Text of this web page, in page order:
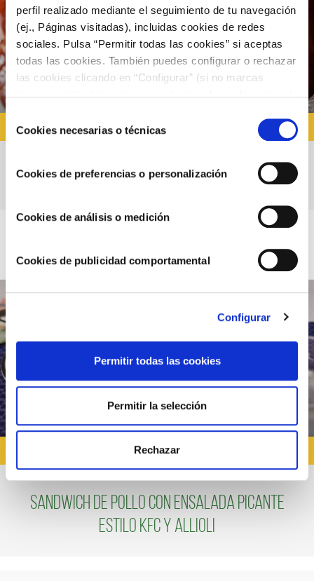
perfil realizado mediante el seguimiento de tu navegación
(ej., Páginas visitadas), incluidas cookies de redes
sociales. Pulsa “Permitir todas las cookies” si aceptas
todas las cookies. También puedes configurar o rechazar
las cookies clicando en “Configurar” (si no marcas
COOKIES.
Selección
deCookies necesarias o técnicas
Cookies de preferencias o personalización
Cookies de análisis o medición
Cookies de publicidad comportamental
Configurar
Permitir todas las cookies
Permitir la selección
Rechazar
RECETAS CON CARNE
Chorizos a la sidra con salsa argentina
QUÉ COMER HOY
Sandwich de pollo con ensalada picante
estilo KFC y Allioli